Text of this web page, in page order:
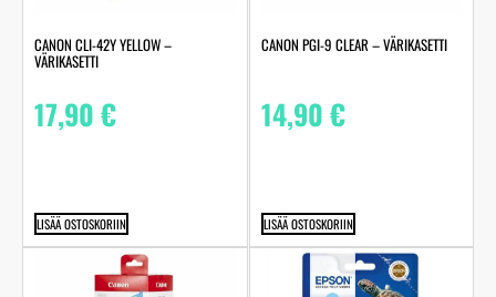
CANON CLI-42Y YELLOW –
VÄRIKASETTI
17,90€
LISÄÄ OSTOSKORIIN
CANON PGI-9 CLEAR – VÄRIKASETTI
14,90€
LISÄÄ OSTOSKORIIN